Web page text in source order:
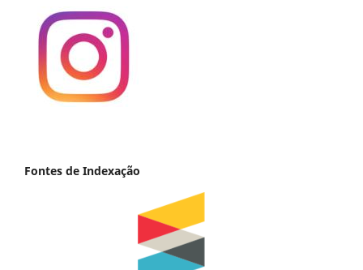
Fontes de Indexação